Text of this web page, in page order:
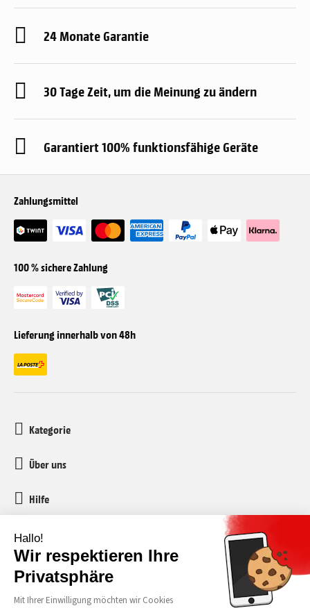
24 Monate Garantie
30 Tage Zeit, um die Meinung zu ändern
Garantiert 100% funktionsfähige Geräte
Zahlungsmittel
100 % sichere Zahlung
Lieferung innerhalb von 48h
Kategorie
Über uns
Hilfe
Kundenservice
media-markt-refurbished@recommerce.com
Montag-Freitag 08:00-17:00